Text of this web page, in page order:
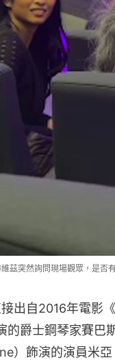
茲突然詢問現場觀眾，是否
出自2016年電影
的爵士鋼琴家賽巴
）飾演的演員米